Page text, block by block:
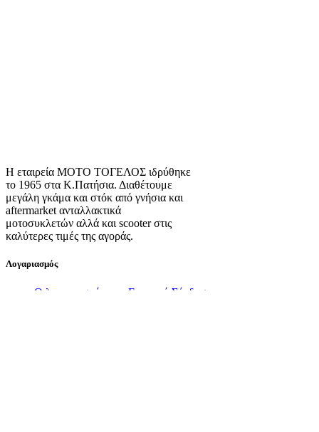
Η εταιρεία ΜΟΤΟ ΤΟΓΕΛΟΣ ιδρύθηκε
το 1965 στα Κ.Πατήσια. Διαθέτουμε
μεγάλη γκάμα και στόκ από γνήσια και
aftermarket ανταλλακτικά
μοτοσυκλετών αλλά και scooter στις
καλύτερες τιμές της αγοράς.
Λογαριασμός
Ο λογαριασμός μου Εγγραφή Σύνδεση